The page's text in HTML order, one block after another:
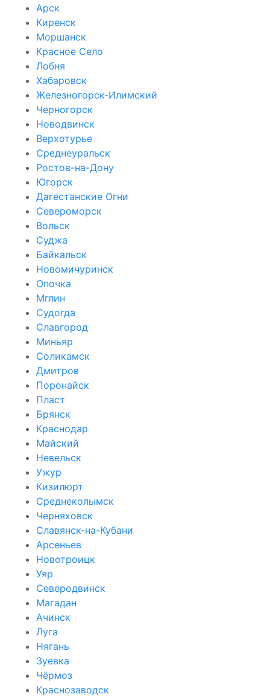
Арск
Киренск
Моршанск
Красное Село
Лобня
Хабаровск
Железногорск-Илимский
Черногорск
Новодвинск
Верхотурье
Среднеуральск
Ростов-на-Дону
Югорск
Дагестанские Огни
Североморск
Вольск
Суджа
Байкальск
Новомичуринск
Опочка
Мглин
Судогда
Славгород
Миньяр
Соликамск
Дмитров
Поронайск
Пласт
Брянск
Краснодар
Майский
Невельск
Ужур
Кизилюрт
Среднеколымск
Черняховск
Славянск-на-Кубани
Арсеньев
Новотроицк
Уяр
Северодвинск
Магадан
Ачинск
Луга
Нягань
Зуевка
Чёрмоз
Краснозаводск